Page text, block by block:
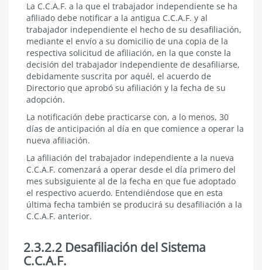
La C.C.A.F. a la que el trabajador independiente se ha
afiliado debe notificar a la antigua C.C.A.F. y al
trabajador independiente el hecho de su desafiliación,
mediante el envío a su domicilio de una copia de la
respectiva solicitud de afiliación, en la que conste la
decisión del trabajador independiente de desafiliarse,
debidamente suscrita por aquél, el acuerdo de
Directorio que aprobó su afiliación y la fecha de su
adopción.
La notificación debe practicarse con, a lo menos, 30
días de anticipación al día en que comience a operar la
nueva afiliación.
La afiliación del trabajador independiente a la nueva
C.C.A.F. comenzará a operar desde el día primero del
mes subsiguiente al de la fecha en que fue adoptado
el respectivo acuerdo. Entendiéndose que en esta
última fecha también se producirá su desafiliación a la
C.C.A.F. anterior.
2.3.2.2 Desafiliación del Sistema
C.C.A.F.